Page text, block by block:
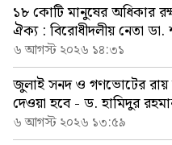
১৮ কোটি মানুষের অধিকার
ঐক্য : বিরোধীদলীয় নেতা
৬ আগস্ট ২০২৬ ১৪:৩১
জুলাই সনদ ও গণভোটের রায়
দেওয়া হবে - ড. হামিদুর
৬ আগস্ট ২০২৬ ১৩:৫৯